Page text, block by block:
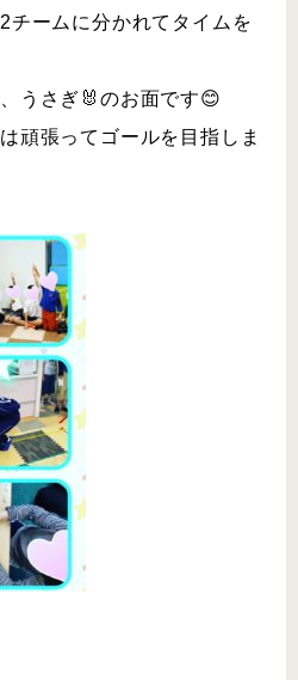
チームに分かれてタイムを
うさぎ🐰のお面です😊
頑張ってゴールを目指しま